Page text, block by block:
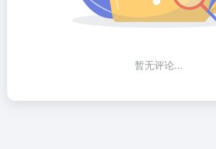
暂无评论...